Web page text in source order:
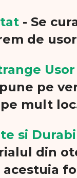
- Se
de
Usor
pe
mult
si
din